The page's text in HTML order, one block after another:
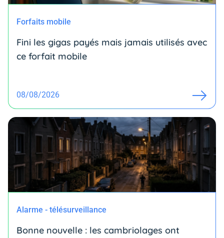
Forfaits mobile
Fini les gigas payés mais jamais utilisés avec
ce forfait mobile
08/08/2026
Alarme - télésurveillance
Bonne nouvelle : les cambriolages ont